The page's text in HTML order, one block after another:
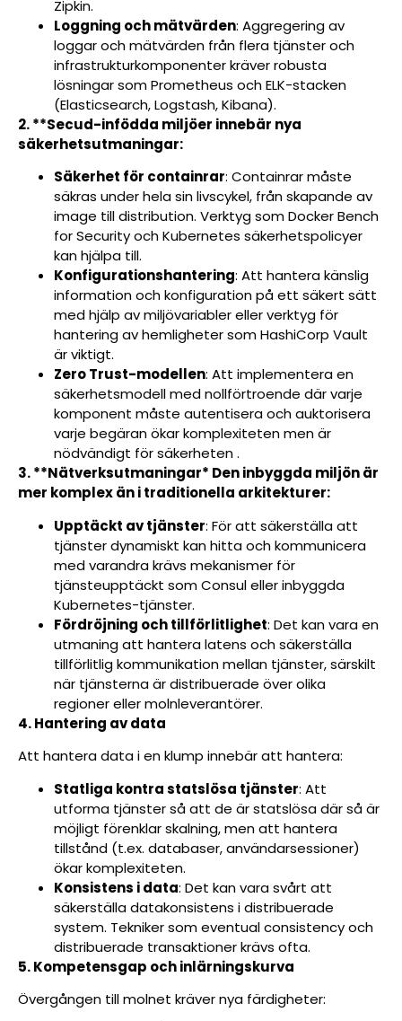
Zipkin.
Loggning och mätvärden: Aggregering av
loggar och mätvärden från flera tjänster och
infrastrukturkomponenter kräver robusta
lösningar som Prometheus och ELK-stacken
(Elasticsearch, Logstash, Kibana).
2. **Secud-infödda miljöer innebär nya
säkerhetsutmaningar:
Säkerhet för containrar: Containrar måste
säkras under hela sin livscykel, från skapande av
image till distribution. Verktyg som Docker Bench
for Security och Kubernetes säkerhetspolicyer
kan hjälpa till.
Konfigurationshantering: Att hantera känslig
information och konfiguration på ett säkert sätt
med hjälp av miljövariabler eller verktyg för
hantering av hemligheter som HashiCorp Vault
är viktigt.
Zero Trust-modellen: Att implementera en
säkerhetsmodell med nollförtroende där varje
komponent måste autentisera och auktorisera
varje begäran ökar komplexiteten men är
nödvändigt för säkerheten .
3. **Nätverksutmaningar* Den inbyggda miljön är
mer komplex än i traditionella arkitekturer:
Upptäckt av tjänster: För att säkerställa att
tjänster dynamiskt kan hitta och kommunicera
med varandra krävs mekanismer för
tjänsteupptäckt som Consul eller inbyggda
Kubernetes-tjänster.
Fördröjning och tillförlitlighet: Det kan vara en
utmaning att hantera latens och säkerställa
tillförlitlig kommunikation mellan tjänster, särskilt
när tjänsterna är distribuerade över olika
regioner eller molnleverantörer.
4. Hantering av data
Att hantera data i en klump innebär att hantera:
Statliga kontra statslösa tjänster: Att
utforma tjänster så att de är statslösa där så är
möjligt förenklar skalning, men att hantera
tillstånd (t.ex. databaser, användarsessioner)
ökar komplexiteten.
Konsistens i data: Det kan vara svårt att
säkerställa datakonsistens i distribuerade
system. Tekniker som eventual consistency och
distribuerade transaktioner krävs ofta.
5. Kompetensgap och inlärningskurva
Övergången till molnet kräver nya färdigheter: